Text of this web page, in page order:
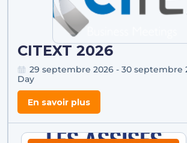
CITEXT 2026
29 septembre 2026 - 30 septembre
Day
En savoir plus